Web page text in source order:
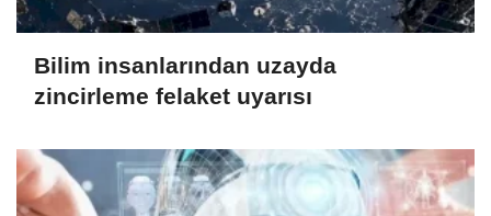
Bilim insanlarından uzayda
zincirleme felaket uyarısı